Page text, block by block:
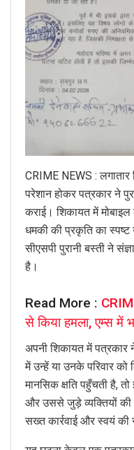
CRIME NEWS :
परेशान होकर पत्रकार ने
कराई। शिकायत में
धमकी की प्रकृति का
सीएसपी पुरानी बस्ती ने
है।
Read More :
से किया हमला, एम्स में
अपनी शिकायत में पत्रकार
में उन्हें या उनके परिवार को
मानसिक क्षति पहुँचती है,
और उससे जुड़े व्यक्तियों की
सख्त कार्रवाई और स्वयं की